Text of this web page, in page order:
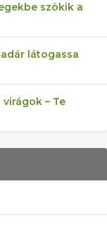
szökik a
látogassa
– Te